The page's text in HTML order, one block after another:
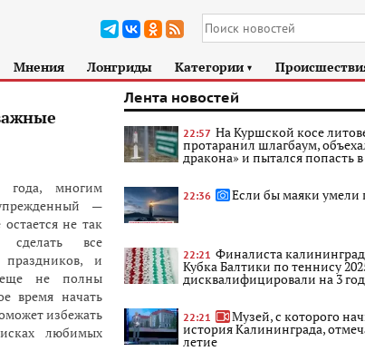
Мнения Лонгриды Категории ►
года, многим
—
не так
все
и
еще не полны
время начать
избежать
любимых
Лента новостей
22:57 На Куршской косе
протаранил шлагбаум,
дракона» и пытался попасть
22:36 Если бы маяки умели
22:21 Финалиста
Кубка Балтики по теннису
дисквалифицировали на 3
22:21 Музей, с которого
история Калининграда,
летие